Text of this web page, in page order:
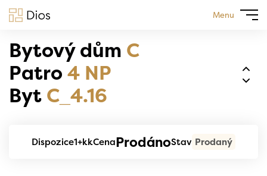
Menu
Bytový dům C
Patro 4 NP
Byt C_4.16
Dispozice1+kkCenaProdánoStav Prodaný